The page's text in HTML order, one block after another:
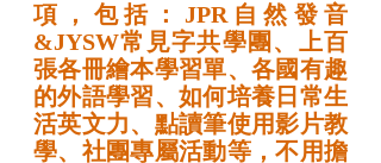
項，包括：JPR自然發音
&JYSW常見字共學團、上百
張各冊繪本學習單、各國有趣
的外語學習、如何培養日常生
活英文力、點讀筆使用影片教
學、社團專屬活動等，不用擔